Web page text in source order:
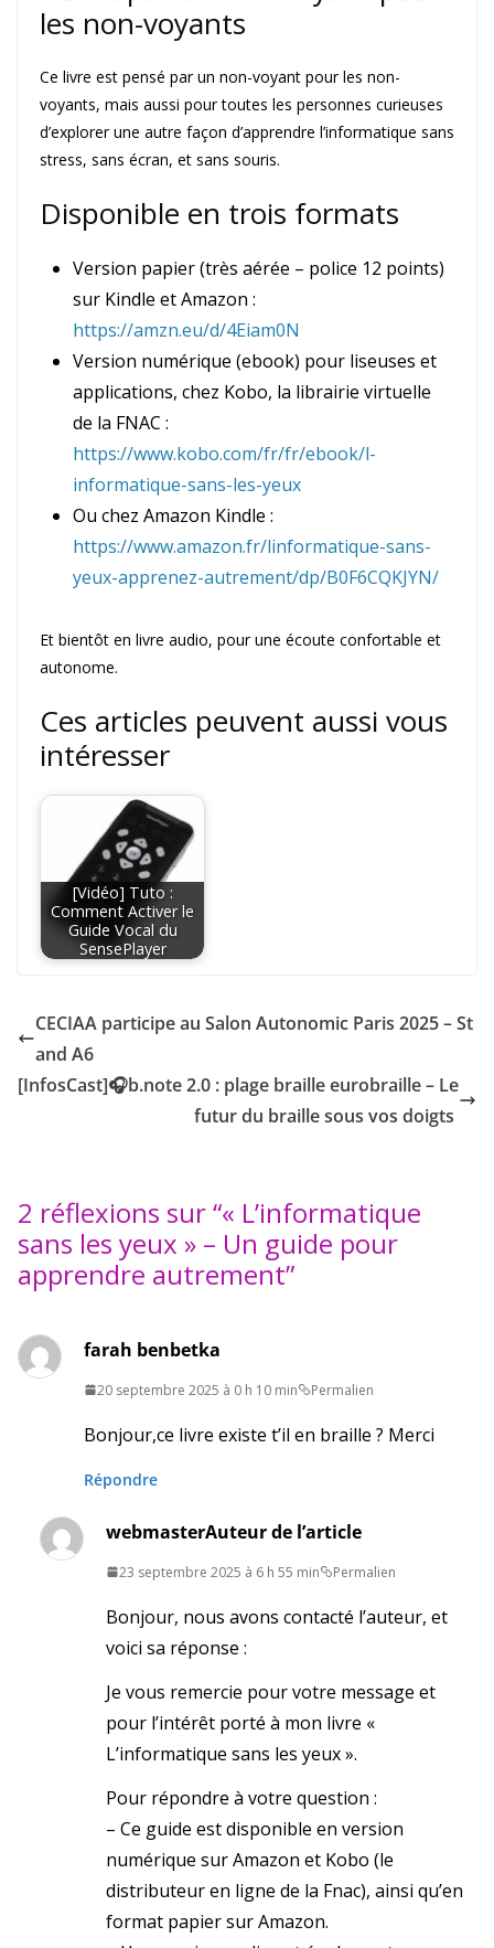
les non-voyants
Ce livre est pensé par un non-voyant pour les non-
voyants, mais aussi pour toutes les personnes curieuses
d’explorer une autre façon d’apprendre l’informatique sans
stress, sans écran, et sans souris.
Disponible en trois formats
Version papier (très aérée – police 12 points)
sur Kindle et Amazon :
https://amzn.eu/d/4Eiam0N
Version numérique (ebook) pour liseuses et
applications, chez Kobo, la librairie virtuelle
de la FNAC :
https://www.kobo.com/fr/fr/ebook/l-
informatique-sans-les-yeux
Ou chez Amazon Kindle :
https://www.amazon.fr/linformatique-sans-
yeux-apprenez-autrement/dp/B0F6CQKJYN/
Et bientôt en livre audio, pour une écoute confortable et
autonome.
Ces articles peuvent aussi vous
intéresser
[Vidéo] Tuto :
Comment Activer le
Guide Vocal du
SensePlayer
CECIAA participe au Salon Autonomic Paris 2025 – St
and A6
[InfosCast]🎧b.note 2.0 : plage braille eurobraille – Le
futur du braille sous vos doigts
2 réflexions sur “« L’informatique
sans les yeux » – Un guide pour
apprendre autrement”
farah benbetka
20 septembre 2025 à 0 h 10 min Permalien
Bonjour,ce livre existe t’il en braille ? Merci
Répondre
webmasterAuteur de l’article
23 septembre 2025 à 6 h 55 min Permalien
Bonjour, nous avons contacté l’auteur, et
voici sa réponse :
Je vous remercie pour votre message et
pour l’intérêt porté à mon livre «
L’informatique sans les yeux ».
Pour répondre à votre question :
– Ce guide est disponible en version
numérique sur Amazon et Kobo (le
distributeur en ligne de la Fnac), ainsi qu’en
format papier sur Amazon.